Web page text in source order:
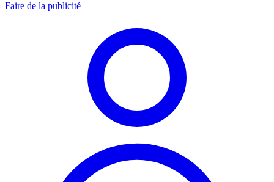
Faire de la publicité